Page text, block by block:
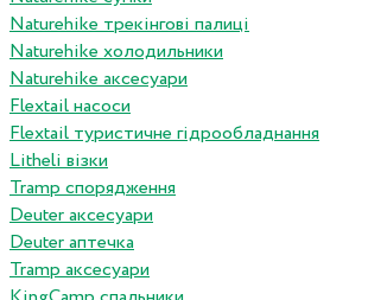
Naturehike трекінгові палиці
Naturehike холодильники
Naturehike аксесуари
Flextail насоси
Flextail туристичне гідрообладнання
Litheli візки
Tramp спорядження
Deuter аксесуари
Deuter аптечка
Tramp аксесуари